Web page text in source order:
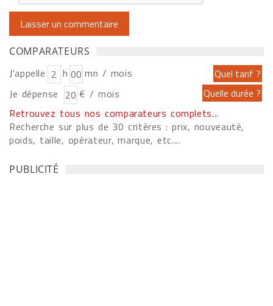
COMPARATEURS
J'appelle h
mn / mois
Je dépense
€ / mois
Retrouvez tous nos comparateurs complets...
Recherche sur plus de 30 critères : prix, nouveauté,
poids, taille, opérateur, marque, etc....
PUBLICITÉ